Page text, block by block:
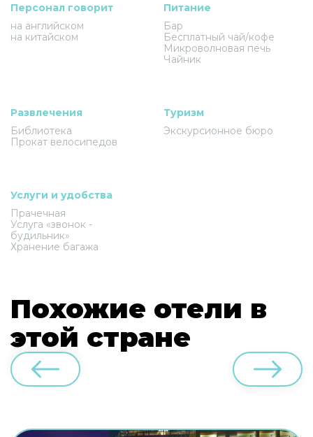
Персонал говорит
на английском
на китайском
Питание
Бар
Бесплатный чай/кофе
Микроволновая печь
Чайник
Развлечения
Библиотека
Прокат велосипедов
Туризм
Экскурсионное бюро
Услуги и удобства
Прачечная
Услуга «звонок -
будильник»
Хранение багажа
Похожие отели в
этой стране